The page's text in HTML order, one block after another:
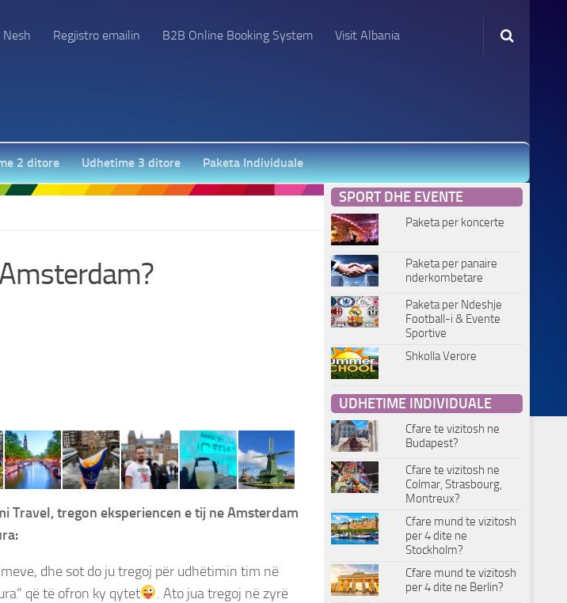
Regjistro emailin B2B Online Booking System Visit Albania
2 ditore Udhetime 3 ditore Paketa Individuale
Travel, tregon eksperiencen e tij ne Amsterdam
dhe sot do ju tregoj për udhëtimin tim në
që të ofron ky qytet
. Ato jua tregoj në zyrë
SPORT DHE EVENTE
Paketa per koncerte
Paketa per panaire
nderkombetare
Paketa per Ndeshje
Football-i & Evente
Sportive
Shkolla Verore
UDHETIME INDIVIDUALE
Cfare te vizitosh ne
Budapest?
Cfare te vizitosh ne
Colmar, Strasbourg,
Montreux?
Cfare mund te vizitosh
per 4 dite ne
Stockholm?
Cfare mund te vizitosh
per 4 dite ne Berlin?